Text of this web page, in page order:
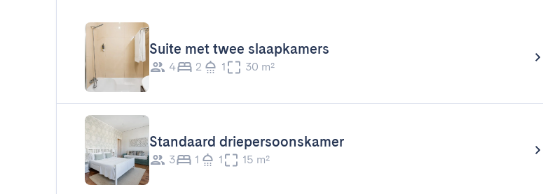
Suite met twee slaapkamers
4 2 1 30 m²
Standaard driepersoonskamer
3 1 1 15 m²